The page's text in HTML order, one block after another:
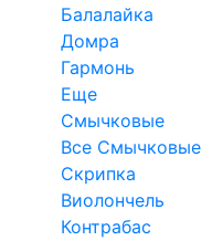
Балалайка
Домра
Гармонь
Еще
Смычковые
Все Смычковые
Скрипка
Виолончель
Контрабас